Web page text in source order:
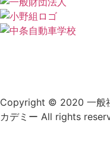
Copyright © 2020 一般
カデミー All rights